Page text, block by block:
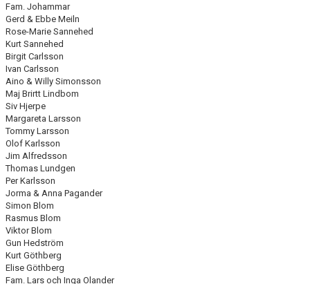
Fam. Johammar
Gerd & Ebbe Meiln
Rose-Marie Sannehed
Kurt Sannehed
Birgit Carlsson
Ivan Carlsson
Aino & Willy Simonsson
Maj Brirtt Lindbom
Siv Hjerpe
Margareta Larsson
Tommy Larsson
Olof Karlsson
Jim Alfredsson
Thomas Lundgen
Per Karlsson
Jorma & Anna Pagander
Simon Blom
Rasmus Blom
Viktor Blom
Gun Hedström
Kurt Göthberg
Elise Göthberg
Fam. Lars och Inga Olander